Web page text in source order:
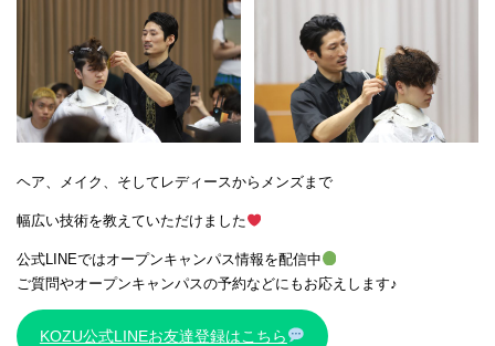
ヘア、メイク、そしてレディースからメンズまで
幅広い技術を教えていただけました
公式LINEではオープンキャンパス情報を配信中
ご質問やオープンキャンパスの予約などにもお応えします♪
KOZU公式LINEお友達登録はこちら